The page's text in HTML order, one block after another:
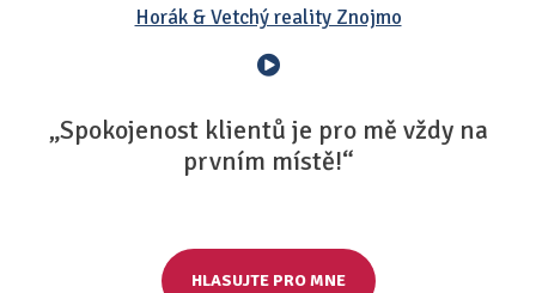
Horák & Vetchý reality Znojmo
„Spokojenost klientů je pro mě vždy na
prvním místě!“
HLASUJTE PRO MNE